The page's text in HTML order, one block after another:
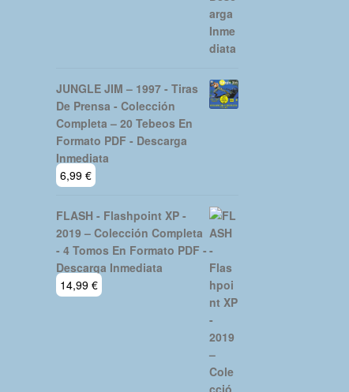
JUNGLE JIM – 1997 - Tiras
De Prensa - Colección
Completa – 20 Tebeos En
Formato PDF - Descarga
Inmediata
6,99 €
FLASH - Flashpoint XP -
2019 – Colección Completa
- 4 Tomos En Formato PDF -
Descarga Inmediata
14,99 €